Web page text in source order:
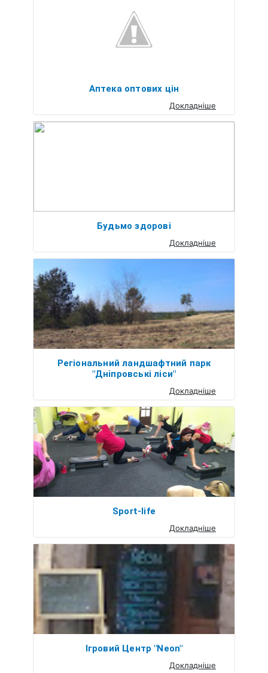
Аптека оптових цін
Докладніше
Будьмо здорові
Докладніше
Регіональний ландшафтний парк
"Дніпровські ліси"
Докладніше
Sport-life
Докладніше
Ігровий Центр "Neon"
Докладніше